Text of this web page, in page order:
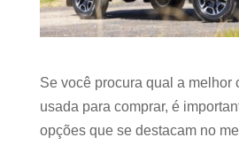
Se você procura qual a melhor
usada para comprar, é
opções que se destacam no